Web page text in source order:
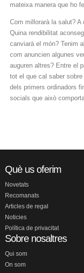
mateixa manera que ho
Com millorarà la salut?
Quina rendibilitat
canviarà el món? Tenim
com anuncien algunes
auguren altres? Entre el
tot el que cal saber
dels primers ordinadors
socials que això
Què us oferim
Novetats
Recomanats
Articles de regal
Noticies
Política de privacitat
Sobre nosaltres
Qui som
On som